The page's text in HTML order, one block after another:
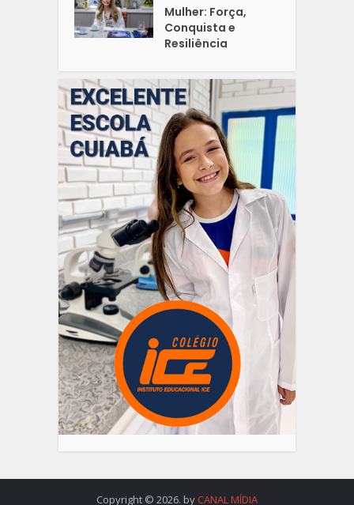
Mulher: Força,
Conquista e
Resiliência
Copyright © 2026. by CANAL MÍDIA